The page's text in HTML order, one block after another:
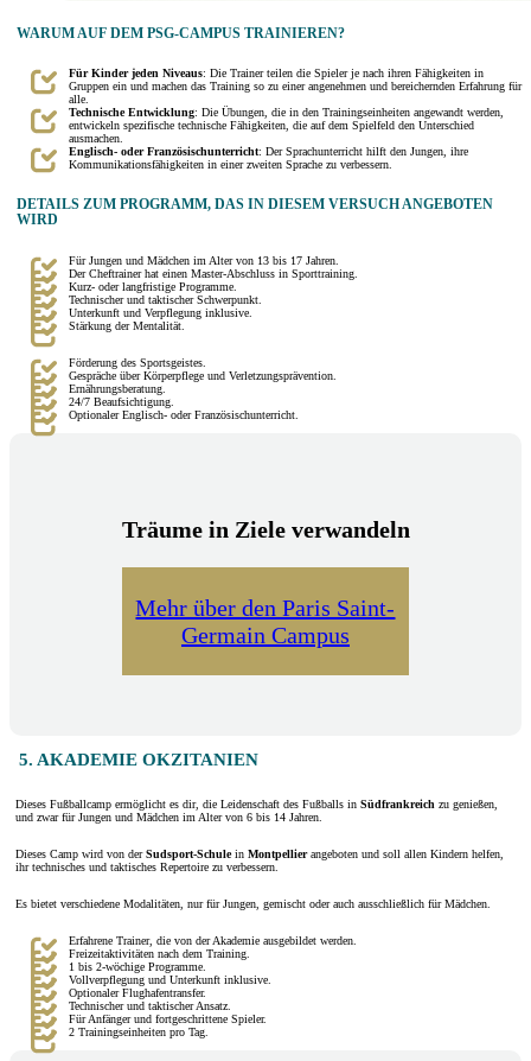
WARUM AUF DEM PSG-CAMPUS TRAINIEREN?
Für Kinder jeden Niveaus: Die Trainer teilen die Spieler je nach ihren Fähigkeiten in
Gruppen ein und machen das Training so zu einer angenehmen und bereichernden Erfahrung für
alle.
Technische Entwicklung: Die Übungen, die in den Trainingseinheiten angewandt werden,
entwickeln spezifische technische Fähigkeiten, die auf dem Spielfeld den Unterschied
ausmachen.
Englisch- oder Französischunterricht: Der Sprachunterricht hilft den Jungen, ihre
Kommunikationsfähigkeiten in einer zweiten Sprache zu verbessern.
DETAILS ZUM PROGRAMM, DAS IN DIESEM VERSUCH ANGEBOTEN
WIRD
Für Jungen und Mädchen im Alter von 13 bis 17 Jahren.
Der Cheftrainer hat einen Master-Abschluss in Sporttraining.
Kurz- oder langfristige Programme.
Technischer und taktischer Schwerpunkt.
Unterkunft und Verpflegung inklusive.
Stärkung der Mentalität.
Förderung des Sportsgeistes.
Gespräche über Körperpflege und Verletzungsprävention.
Ernährungsberatung.
24/7 Beaufsichtigung.
Optionaler Englisch- oder Französischunterricht.
Träume in Ziele verwandeln
Mehr über den Paris Saint-
Germain Campus
5. AKADEMIE OKZITANIEN
Dieses Fußballcamp ermöglicht es dir, die Leidenschaft des Fußballs in Südfrankreich zu genießen,
und zwar für Jungen und Mädchen im Alter von 6 bis 14 Jahren.
Dieses Camp wird von derSudsport-Schulein Montpellierangeboten und soll allen Kindern helfen,
ihr technisches und taktisches Repertoire zu verbessern.
Es bietet verschiedene Modalitäten, nur für Jungen, gemischt oder auch ausschließlich für Mädchen.
Erfahrene Trainer, die von der Akademie ausgebildet werden.
Freizeitaktivitäten nach dem Training.
1 bis 2-wöchige Programme.
Vollverpflegung und Unterkunft inklusive.
Optionaler Flughafentransfer.
Technischer und taktischer Ansatz.
Für Anfänger und fortgeschrittene Spieler.
2 Trainingseinheiten pro Tag.